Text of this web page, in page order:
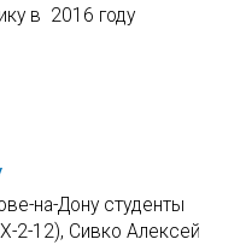
в 2016 году
на-Дону студенты
2-12), Сивко Алексей